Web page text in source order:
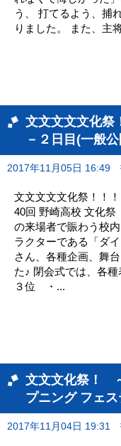
う、 打てるよう、捕
りました。 また、主
文文文文文化祭
－２日目(一般
2017年11月05日 16:49
文文文文文化祭！！
40回 野崎高校 文化祭
の来場者で賑わう校
ラクターである「ダ
さん、各種企画、舞
た♪ 閉会式では、各
３位 ・...
文文文化祭！
プニング フェ
2017年11月04日 19:31